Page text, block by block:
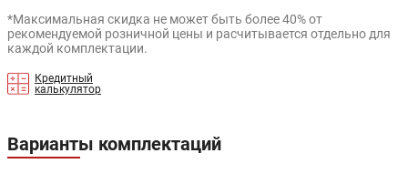
*Максимальная скидка не может быть более 40% от
рекомендуемой розничной цены и расчитывается отдельно для
каждой комплектации.
Кредитный
калькулятор
Варианты комплектаций